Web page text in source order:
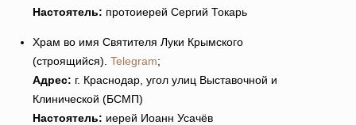
Настоятель: протоиерей Сергий Токарь
Храм во имя Святителя Луки Крымского
(строящийся). Telegram;
Адрес: г. Краснодар, угол улиц Выставочной и
Клинической (БСМП)
Настоятель: иерей Иоанн Усачёв